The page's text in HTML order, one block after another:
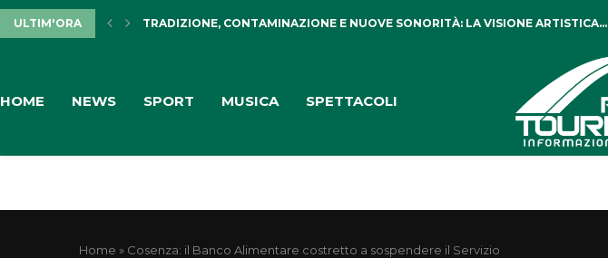
ULTIM'ORA TRADIZIONE, CONTAMINAZIONE E NUOVE SONORITÀ: LA VISIONE ARTISTICA...
HOME NEWS SPORT MUSICA SPETTACOLI
Home » Cosenza: il Banco Alimentare costretto a sospendere il Servizio